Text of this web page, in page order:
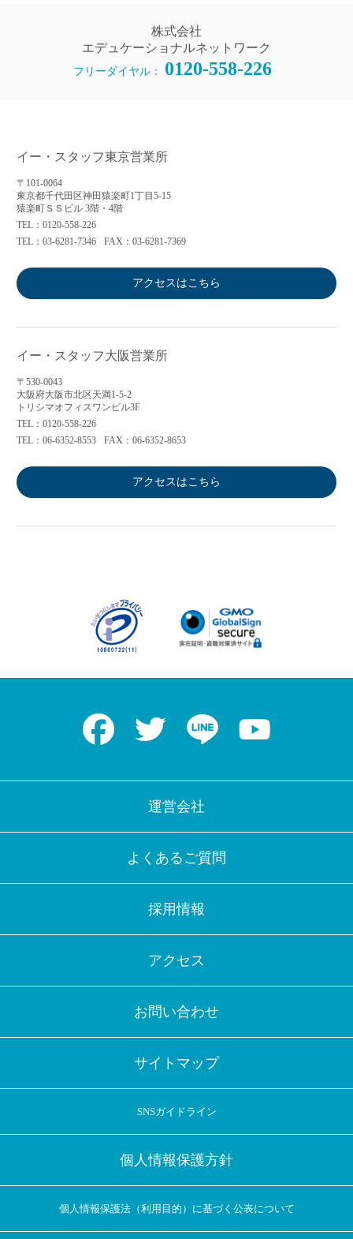
株式会社
エデュケーショナルネットワーク
フリーダイヤル： 0120-558-226
イー・スタッフ東京営業所
〒101-0064
東京都千代田区神田猿楽町1丁目5-15
猿楽町ＳＳビル 3階・4階
TEL：0120-558-226
TEL：03-6281-7346
FAX：03-6281-7369
アクセスはこちら
イー・スタッフ大阪営業所
〒530-0043
大阪府大阪市北区天満1-5-2
トリシマオフィスワンビル3F
TEL：0120-558-226
TEL：06-6352-8553
FAX：06-6352-8653
アクセスはこちら
Facebook Twitter LINE
運営会社
よくあるご質問
採用情報
アクセス
お問い合わせ
サイトマップ
SNSガイドライン
個人情報保護方針
個人情報保護法（利用目的）に基づく公表について